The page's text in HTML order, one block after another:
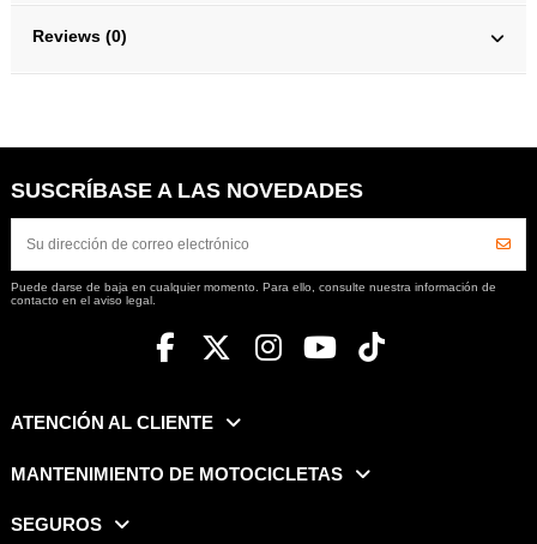
Reviews (0)
SUSCRÍBASE A LAS NOVEDADES
Puede darse de baja en cualquier momento. Para ello, consulte nuestra información de
contacto en el aviso legal.
ATENCIÓN AL CLIENTE
MANTENIMIENTO DE MOTOCICLETAS
SEGUROS